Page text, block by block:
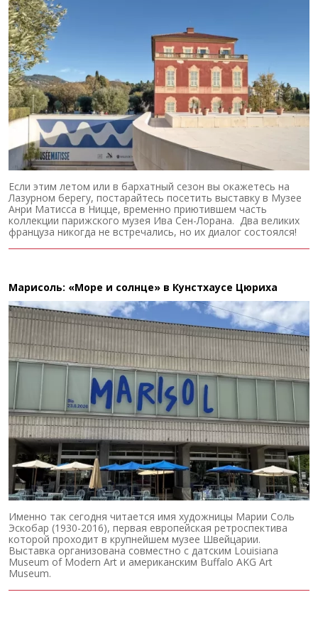
Если этим летом или в бархатный сезон вы окажетесь на
Лазурном берегу, постарайтесь посетить выставку в Музее
Анри Матисса в Ницце, временно приютившем часть
коллекции парижского музея Ива Сен-Лорана. Два великих
француза никогда не встречались, но их диалог состоялся!
Марисоль: «Море и солнце» в Кунстхаусе Цюриха
Именно так сегодня читается имя художницы Марии Соль
Эскобар (1930-2016), первая европейская ретроспектива
которой проходит в крупнейшем музее Швейцарии.
Выставка организована совместно с датским Louisiana
Museum of Modern Art и американским Buffalo AKG Art
Museum.